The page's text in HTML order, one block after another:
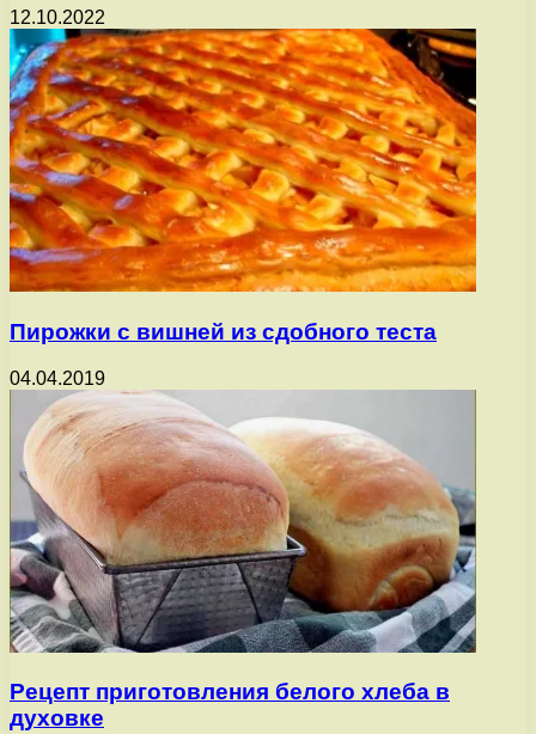
12.10.2022
Пирожки с вишней из сдобного теста
04.04.2019
Рецепт приготовления белого хлеба в
духовке